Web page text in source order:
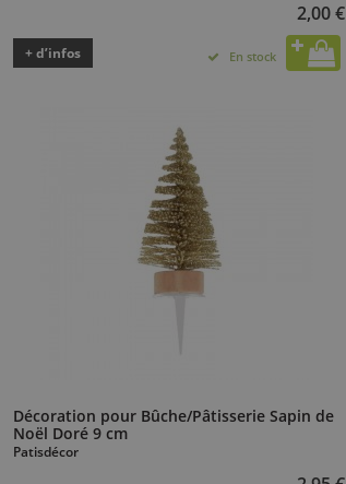
2,00 €
+ d’infos En stock
Décoration pour Bûche/Pâtisserie Sapin de
Noël Doré 9 cm
Patisdécor